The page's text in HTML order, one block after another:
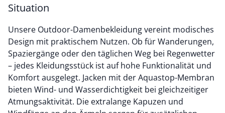
Situation
Unsere Outdoor-Damenbekleidung vereint modisches
Design mit praktischem Nutzen. Ob für Wanderungen,
Spaziergänge oder den täglichen Weg bei Regenwetter
– jedes Kleidungsstück ist auf hohe Funktionalität und
Komfort ausgelegt. Jacken mit der Aquastop-Membran
bieten Wind- und Wasserdichtigkeit bei gleichzeitiger
Atmungsaktivität. Die extralange Kapuzen und